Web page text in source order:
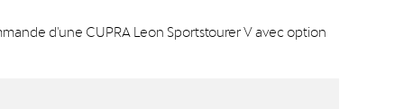
d'une CUPRA Leon Sportstourer V avec option